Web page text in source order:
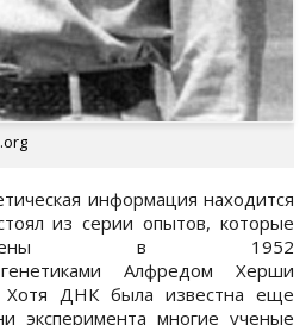
информация находится
из серии опытов, которые
в 1952
Алфредом Херши
ДНК была известна еще
эксперимента многие ученые